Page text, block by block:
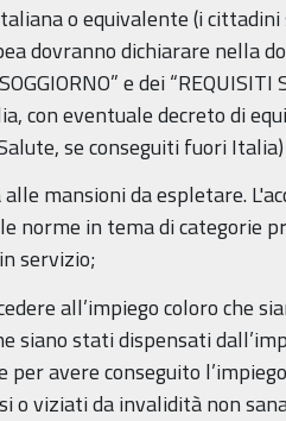
o equivalente (i
dovranno dichiarare nella
e dei
con eventuale decreto di
se conseguiti fuori Italia)
mansioni da espletare.
norme in tema di categorie
servizio;
all’impiego coloro che
siano stati dispensati
avere conseguito
o viziati da invalidità non